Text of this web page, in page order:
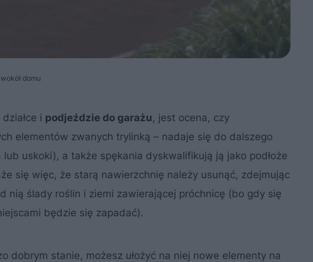
domu
i podjeździe do garażu, jest ocena, czy
elementów zwanych trylinką – nadaje się do dalszego
uskoki), a także spękania dyskwalifikują ją jako podłoże
się więc, że starą nawierzchnię należy usunąć, zdejmując
ślady roślin i ziemi zawierającej próchnicę (bo gdy się
będzie się zapadać).
stanie, możesz ułożyć na niej nowe elementy na